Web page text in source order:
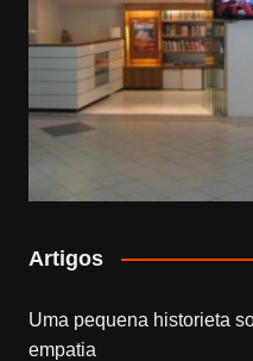
Artigos
Uma pequena historieta
empatia